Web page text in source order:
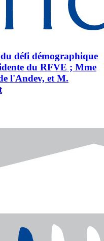
défi démographique
du RFVE ; Mme
l'Andev, et M.